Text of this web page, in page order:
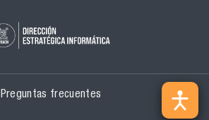
Preguntas frecuentes